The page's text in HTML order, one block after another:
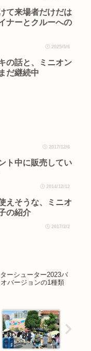
て来場者だけだは
ナーとクルーへの
2025/5/6
の話と、ミニオン
だ継続中
2017/12/6
ト中に販売してい
2014/12/12
えそうな、ミニオ
の紹介
2017/2/2
ーシューター2023バ
バージョンの1種類